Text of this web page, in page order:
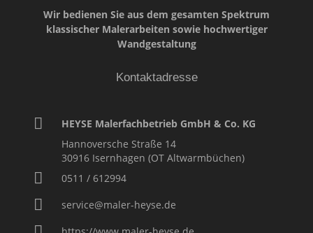
Wir bedienen Sie aus dem gesamten Spektrum
klassischer Malerarbeiten sowie hochwertiger
Wandgestaltung
Kontaktadresse
HEYSE Malerfachbetrieb GmbH & Co. KG
Hannoversche Straße 14
30916 Isernhagen (OT Altwarmbüchen)
0511 / 612994
service@maler-heyse.de